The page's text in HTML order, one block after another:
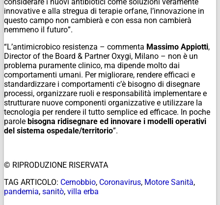
innovative e alla stregua di terapie orfane, l’innovazione in
questo campo non cambierà e con essa non cambierà
nemmeno il futuro”.
“L’antimicrobico resistenza – commenta Massimo Appiotti,
Director of the Board & Partner Oxygi, Milano – non è un
problema puramente clinico, ma dipende molto dai
comportamenti umani. Per migliorare, rendere efficaci e
standardizzare i comportamenti c’è bisogno di disegnare
processi, organizzare ruoli e responsabilità implementare e
strutturare nuove componenti organizzative e utilizzare la
tecnologia per rendere il tutto semplice ed efficace. In poche
parole bisogna ridisegnare ed innovare i modelli operativi
del sistema ospedale/territorio”.
© RIPRODUZIONE RISERVATA
TAG ARTICOLO: Cernobbio, Coronavirus, Motore Sanità,
pandemia, sanitò, villa erba